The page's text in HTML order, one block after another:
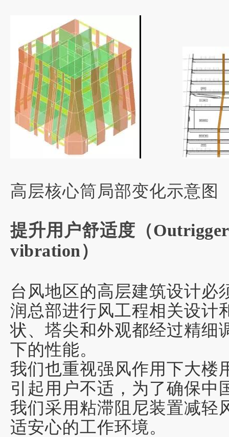
高层核心筒局部变化示意图
提升用户舒适度（
vibration）
台风地区的高层建筑设计必
润总部进行风工程相关设计
状、塔尖和外观都经过精细
下的性能。
我们也重视强风作用下大楼
引起用户不适，为了确保中
我们采用粘滞阻尼装置减轻
适安心的工作环境。